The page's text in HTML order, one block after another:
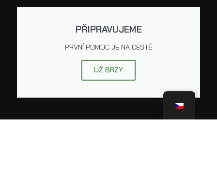
PŘIPRAVUJEME
PRVNÍ POMOC JE NA CESTĚ
UŽ BRZY